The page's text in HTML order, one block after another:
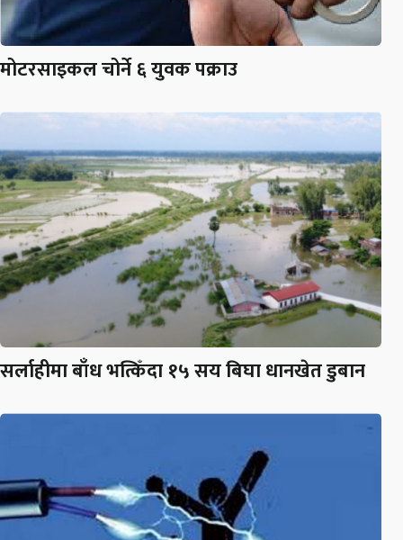
मोटरसाइकल चोर्ने ६ युवक पक्राउ
सर्लाहीमा बाँध भत्किँदा १५ सय बिघा धानखेत डुबान